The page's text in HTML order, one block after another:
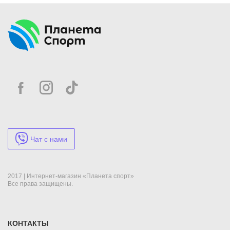
соревнований.
Защита груди женская TWINS CPL1 не только предохраняет
вас от травм, но и даёт чувство безопасности и уверенности в
себе, что помогает реализовать свой потенциал в полной
мере! Заказывайте сейчас, и вам доставят её в любой уголок
Чат с нами
2017 | Интернет-магазин «Планета спорт»
Все права защищены.
КОНТАКТЫ